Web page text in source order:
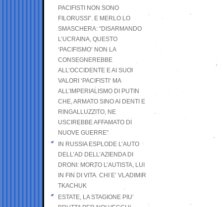
PACIFISTI NON SONO
FILORUSSI”. E MERLO LO
SMASCHERA: “DISARMANDO
L’UCRAINA, QUESTO
‘PACIFISMO’ NON LA
CONSEGNEREBBE
ALL’OCCIDENTE E AI SUOI
VALORI ‘PACIFISTI’ MA
ALL’IMPERIALISMO DI PUTIN
CHE, ARMATO SINO AI DENTI E
RINGALLUZZITO, NE
USCIREBBE AFFAMATO DI
NUOVE GUERRE”
IN RUSSIA ESPLODE L’AUTO
DELL’AD DELL’AZIENDA DI
DRONI: MORTO L’AUTISTA, LUI
IN FIN DI VITA. CHI E’ VLADIMIR
TKACHUK
ESTATE, LA STAGIONE PIU’